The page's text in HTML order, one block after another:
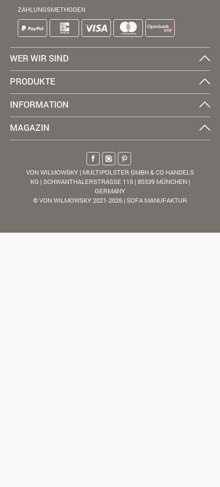
ZAHLUNGSMETHODEN
WER WIR SIND
PRODUKTE
INFORMATION
MAGAZIN
VON WILMOWSKY | MULTIPOLSTER GMBH & CO HANDELS
KG | SCHWANTHALERSTRASSE 115 | 80339 MÜNCHEN |
GERMANY
© VON WILMOWSKY 2021-2026 | SOFA MANUFAKTUR